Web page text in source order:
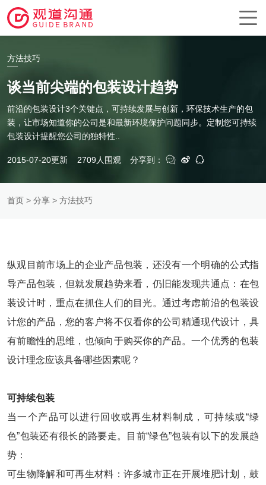
方法技巧
谈当前尖端的包装设计趋势
前沿的包装设计3个关键点，可持续发展与创新，环保技术生产的包
装，让市场知道你的公司是和最新环境保护问题同步。定制您可持续
包装设计提醒您公司的独特性..
2015-07-20更新 2709人围观 分享到：
首页 > 分享 > 方法技巧
纵观目前市场上的企业产品包装，还没有一个明确的公式指
导产品包装，但就发展趋势来看，仍旧能发现共通点：在包
装设计时，重点在抓住人们的目光。通过考虑前沿的包装设
计您的产品，您的客户将不仅看你的公司精通现代设计，具
有前瞻性的思维，也倾向于购买你的产品。一个优秀的包装
设计理念应该具备哪些因素呢？
可持续包装
当一个产品可以进行回收或再生材料制成，可持续或“绿
色”包装还有很长的路要走。目前“绿色”包装有以下的发展趋
势：
可生物降解和可再生材料：许多城市正在开展堆肥计划，鼓